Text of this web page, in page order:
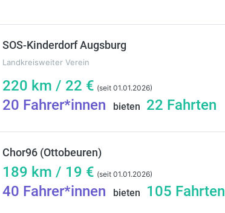
SOS-Kinderdorf Augsburg
Landkreisweiter Verein
220 km / 22 € (seit 01.01.2026)
20 Fahrer*innen bieten 22 Fahrten
Chor96 (Ottobeuren)
189 km / 19 € (seit 01.01.2026)
40 Fahrer*innen bieten 105 Fahrten